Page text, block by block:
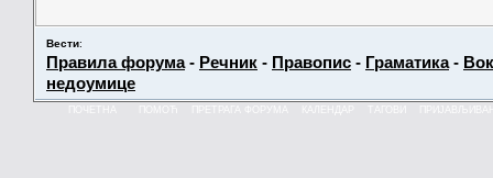
Вести:
Правила форума- Речник - Правопис - Граматика-
недоумице
КАЛЕНДАР